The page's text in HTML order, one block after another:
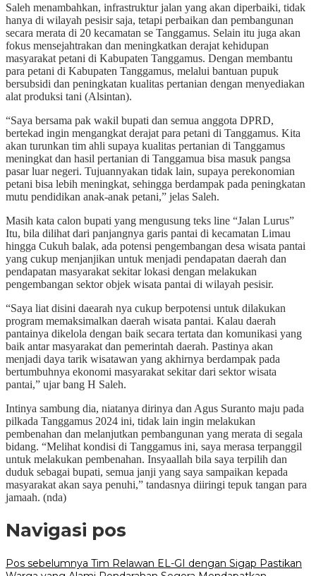
Saleh menambahkan, infrastruktur jalan yang akan diperbaiki, tidak
hanya di wilayah pesisir saja, tetapi perbaikan dan pembangunan
secara merata di 20 kecamatan se Tanggamus. Selain itu juga akan
fokus mensejahtrakan dan meningkatkan derajat kehidupan
masyarakat petani di Kabupaten Tanggamus. Dengan membantu
para petani di Kabupaten Tanggamus, melalui bantuan pupuk
bersubsidi dan peningkatan kualitas pertanian dengan menyediakan
alat produksi tani (Alsintan).
“Saya bersama pak wakil bupati dan semua anggota DPRD,
bertekad ingin mengangkat derajat para petani di Tanggamus. Kita
akan turunkan tim ahli supaya kualitas pertanian di Tanggamus
meningkat dan hasil pertanian di Tanggamua bisa masuk pangsa
pasar luar negeri. Tujuannyakan tidak lain, supaya perekonomian
petani bisa lebih meningkat, sehingga berdampak pada peningkatan
mutu pendidikan anak-anak petani,” jelas Saleh.
Masih kata calon bupati yang mengusung teks line “Jalan Lurus”
Itu, bila dilihat dari panjangnya garis pantai di kecamatan Limau
hingga Cukuh balak, ada potensi pengembangan desa wisata pantai
yang cukup menjanjikan untuk menjadi pendapatan daerah dan
pendapatan masyarakat sekitar lokasi dengan melakukan
pengembangan sektor objek wisata pantai di wilayah pesisir.
“Saya liat disini daearah nya cukup berpotensi untuk dilakukan
program memaksimalkan daerah wisata pantai. Kalau daerah
pantainya dikelola dengan baik secara tertata dan komunikasi yang
baik antar masyarakat dan pemerintah daerah. Pastinya akan
menjadi daya tarik wisatawan yang akhirnya berdampak pada
bertumbuhnya ekonomi masyarakat sekitar dari sektor wisata
pantai,” ujar bang H Saleh.
Intinya sambung dia, niatanya dirinya dan Agus Suranto maju pada
pilkada Tanggamus 2024 ini, tidak lain ingin melakukan
pembenahan dan melanjutkan pembangunan yang merata di segala
bidang. “Melihat kondisi di Tanggamus ini, saya merasa terpanggil
untuk melakukan pembenahan. Insyaallah bila saya terpilih dan
duduk sebagai bupati, semua janji yang saya sampaikan kepada
masyarakat akan saya penuhi,” tandasnya diiringi tepuk tangan para
jamaah. (nda)
Navigasi pos
Pos sebelumnya Tim Relawan EL-GI dengan Sigap Pastikan